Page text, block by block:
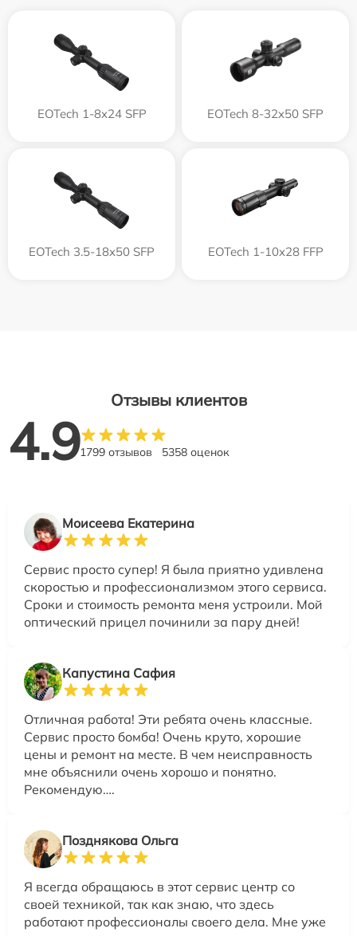
EOTech 1-8x24 SFP EOTech 8-32x50 SFP
EOTech 3.5-18x50 SFP EOTech 1-10x28 FFP
Отзывы клиентов
4.91799 отзывов 5358 оценок
Моисеева Екатерина
Сервис просто супер! Я была приятно удивлена
скоростью и профессионализмом этого сервиса.
Сроки и стоимость ремонта меня устроили. Мой
оптический прицел починили за пару дней!
Капустина Сафия
Отличная работа! Эти ребята очень классные.
Сервис просто бомба! Очень круто, хорошие
цены и ремонт на месте. В чем неисправность
мне объяснили очень хорошо и понятно.
Рекомендую….
Позднякова Ольга
Я всегда обращаюсь в этот сервис центр со
своей техникой, так как знаю, что здесь
работают профессионалы своего дела. Мне уже